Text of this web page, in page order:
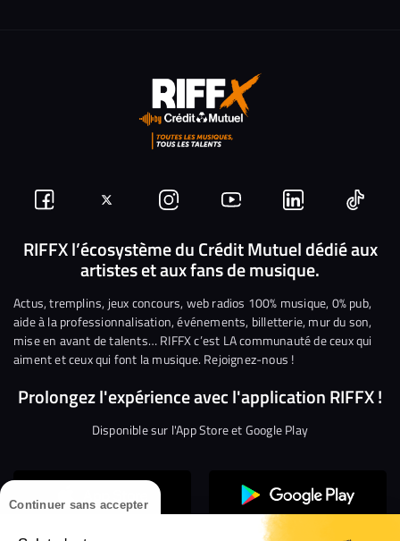
Continuer sans accepter
Suivez-
nous
Facebook
Suivez-
nous
sur
Twitter
Nous
rejoindre
sur
Instagram
Nous
rejoindre
sur
YouTube
Nous
rejoindre
sur
Linkedin
Nous
RIFFX l’écosystème du Crédit Mutuel dédié aux
artistes et aux fans de musique.
Actus, tremplins, jeux concours, web radios 100% musique, 0% pub,
aide à la professionnalisation, événements, billetterie, mur du son,
mise en avant de talents… RIFFX c’est LA communauté de ceux qui
aiment et ceux qui font la musique. Rejoignez-nous !
Prolongez l'expérience avec l'application RIFFX !
Disponible sur l'App Store et Google Play